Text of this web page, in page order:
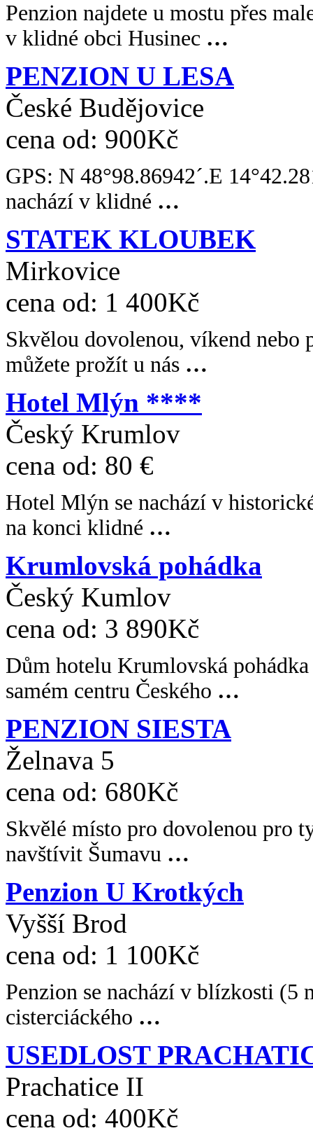
Penzion najdete u mostu přes
v klidné obci Husinec …
PENZION U LESA
České Budějovice
cena od: 900Kč
GPS: N 48°98.86942´.E
nachází v klidné …
STATEK KLOUBEK
Mirkovice
cena od: 1 400Kč
Skvělou dovolenou, víkend nebo
můžete prožít u nás …
Hotel Mlýn ****
Český Krumlov
cena od: 80 €
Hotel Mlýn se nachází v
na konci klidné …
Krumlovská pohádka
Český Kumlov
cena od: 3 890Kč
Dům hotelu Krumlovská pohádka
samém centru Českého …
PENZION SIESTA
Želnava 5
cena od: 680Kč
Skvělé místo pro dovolenou pro
navštívit Šumavu …
Penzion U Krotkých
Vyšší Brod
cena od: 1 100Kč
Penzion se nachází v blízkosti (5
cisterciáckého …
USEDLOST
Prachatice II
cena od: 400Kč